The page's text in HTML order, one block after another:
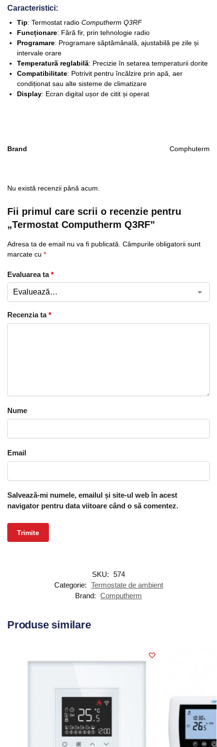
Caracteristici:
Tip: Termostat radio Computherm Q3RF
Funcționare: Fără fir, prin tehnologie radio
Programare: Programare săptămânală, ajustabilă pe zile și
intervale orare
Temperatură reglabilă: Precizie în setarea temperaturii dorite
Compatibilitate: Potrivit pentru încălzire prin apă, aer
condiționat sau alte sisteme de climatizare
Display: Ecran digital ușor de citit și operat
Brand Comphuterm
Nu există recenzii până acum.
Fii primul care scrii o recenzie pentru
„Termostat Computherm Q3RF”
Adresa ta de email nu va fi publicată. Câmpurile obligatorii sunt
marcate cu *
Evaluarea ta*
Recenzia ta*
Nume
Email
Salvează-mi numele, emailul și site-ul web în acest
navigator pentru data viitoare când o să comentez.
SKU: 574
Categorie: Termostate de ambient
Brand: Computherm
Produse similare